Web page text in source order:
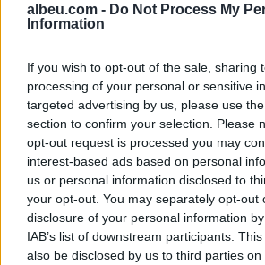
albeu.com - Do Not Process My
Information
If you wish to opt-out of the sale, sharing
processing of your personal or sensitive
targeted advertising by us, please use
section to confirm your selection. Please
opt-out request is processed you may
interest-based ads based on personal
us or personal information disclosed to
your opt-out. You may separately opt-out
disclosure of your personal information
IAB’s list of downstream participants.
also be disclosed by us to third parties on
dhe gjendet
viktimës